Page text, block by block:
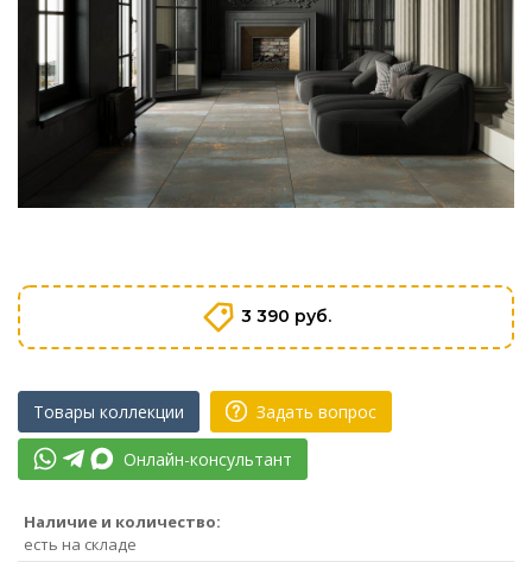
3 390 руб.
Товары коллекции Задать вопрос
Онлайн-консультант
Наличие и количество:
есть на складе